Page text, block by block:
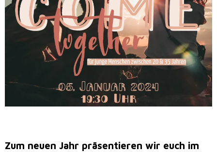
Zum neuen Jahr präsentieren wir euch im